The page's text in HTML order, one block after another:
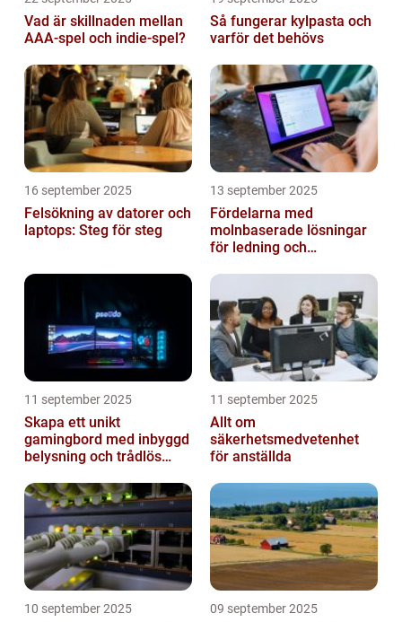
Vad är skillnaden mellan
AAA-spel och indie-spel?
Så fungerar kylpasta och
varför det behövs
16 september 2025
Felsökning av datorer och
laptops: Steg för steg
13 september 2025
Fördelarna med
molnbaserade lösningar
för ledning och
11 september 2025
Skapa ett unikt
gamingbord med inbyggd
belysning och trådlös
11 september 2025
Allt om
säkerhetsmedvetenhet
för anställda
10 september 2025 09 september 2025